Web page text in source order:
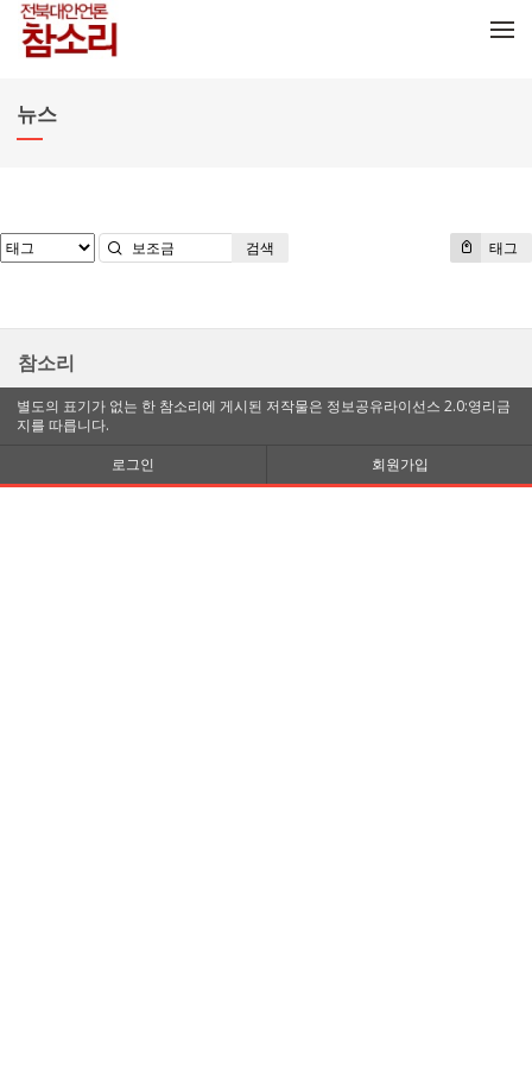
뉴스
태그
검색
참소리
별도의 표기가 없는 한 참소리에 게시된 저작물은 정보공유라이선스 2.0:영리금
지를 따릅니다.
로그인
회원가입